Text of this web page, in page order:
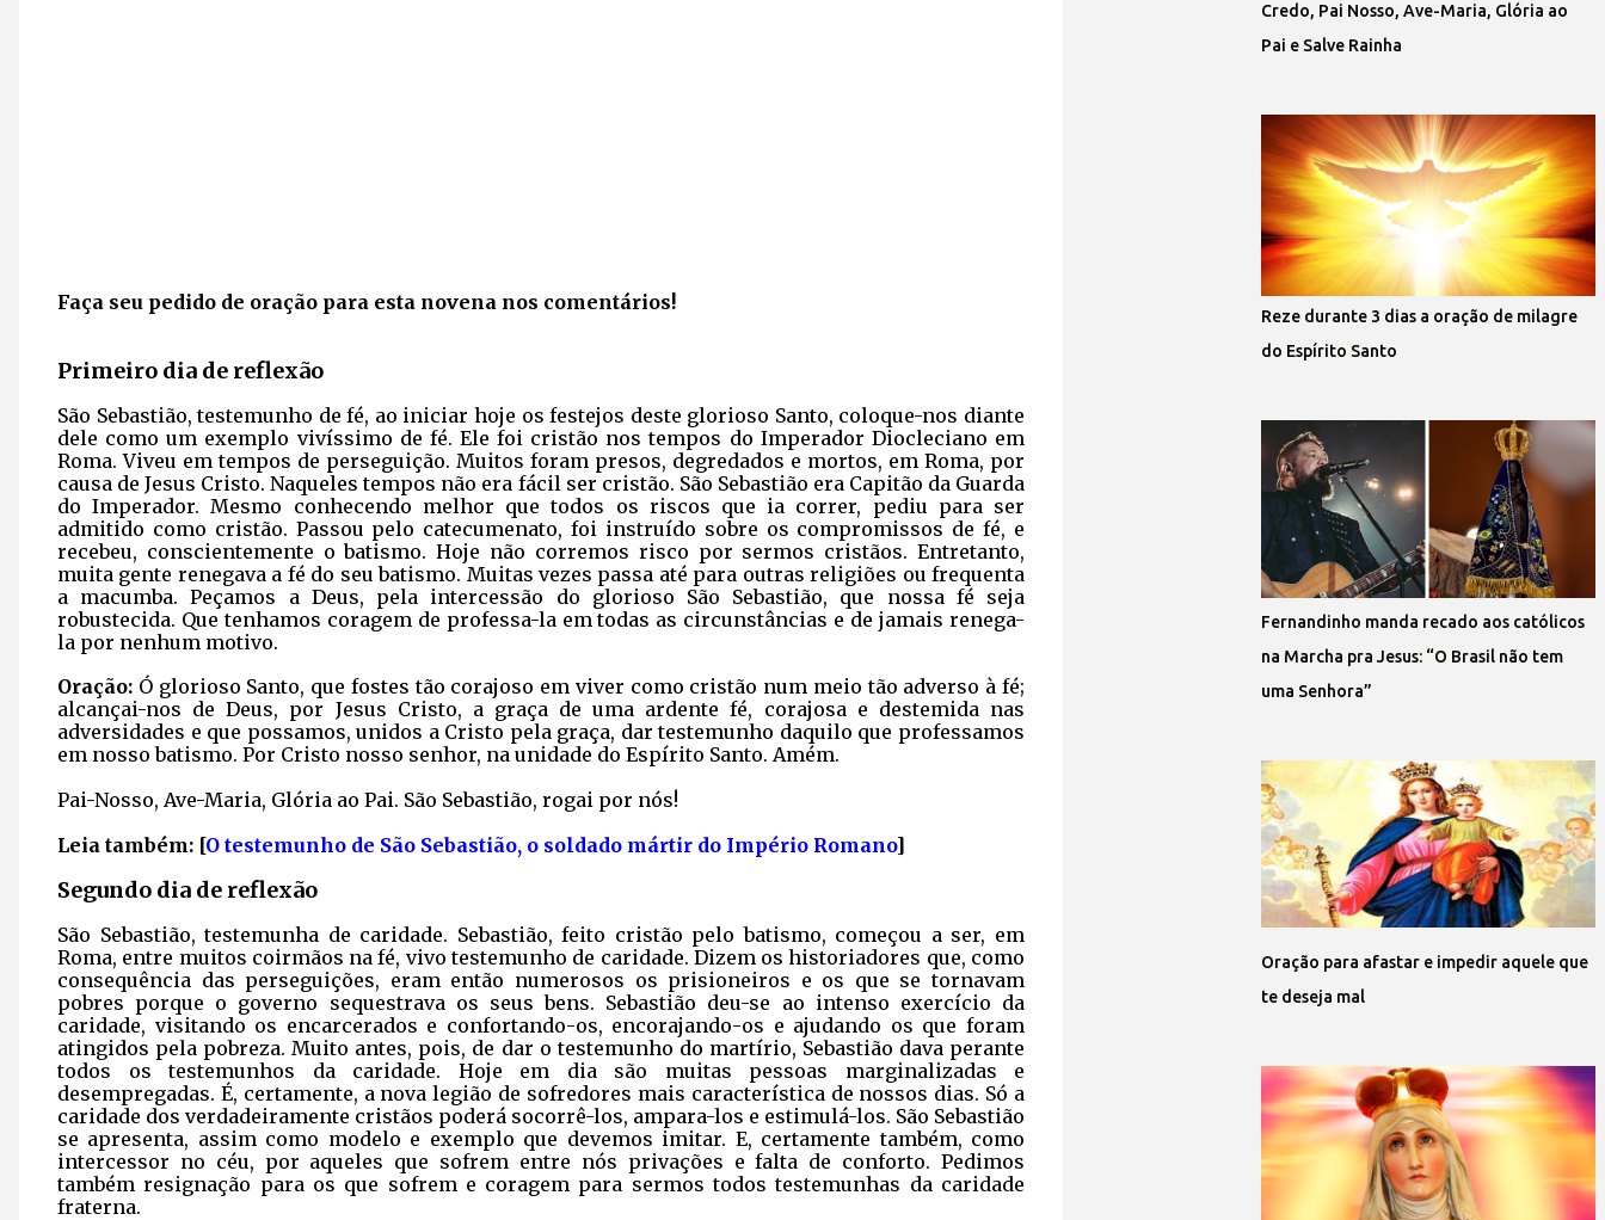
Faça seu pedido de oração para esta novena nos comentários!
Primeiro dia de reflexão
São Sebastião, testemunho de fé, ao iniciar hoje os festejos deste glorioso Santo, coloque-nos diante
dele como um exemplo vivíssimo de fé. Ele foi cristão nos tempos do Imperador Diocleciano em
Roma. Viveu em tempos de perseguição. Muitos foram presos, degredados e mortos, em Roma, por
causa de Jesus Cristo. Naqueles tempos não era fácil ser cristão. São Sebastião era Capitão da Guarda
do Imperador. Mesmo conhecendo melhor que todos os riscos que ia correr, pediu para ser
admitido como cristão. Passou pelo catecumenato, foi instruído sobre os compromissos de fé, e
recebeu, conscientemente o batismo. Hoje não corremos risco por sermos cristãos. Entretanto,
muita gente renegava a fé do seu batismo. Muitas vezes passa até para outras religiões ou frequenta
a macumba. Peçamos a Deus, pela intercessão do glorioso São Sebastião, que nossa fé seja
robustecida. Que tenhamos coragem de professa-la em todas as circunstâncias e de jamais renega-
la por nenhum motivo.
Oração: Ó glorioso Santo, que fostes tão corajoso em viver como cristão num meio tão adverso à fé;
alcançai-nos de Deus, por Jesus Cristo, a graça de uma ardente fé, corajosa e destemida nas
adversidades e que possamos, unidos a Cristo pela graça, dar testemunho daquilo que professamos
em nosso batismo. Por Cristo nosso senhor, na unidade do Espírito Santo. Amém.
Pai-Nosso, Ave-Maria, Glória ao Pai. São Sebastião, rogai por nós!
Leia também: [O testemunho de São Sebastião, o soldado mártir do Império Romano]
Segundo dia de reflexão
São Sebastião, testemunha de caridade. Sebastião, feito cristão pelo batismo, começou a ser, em
Roma, entre muitos coirmãos na fé, vivo testemunho de caridade. Dizem os historiadores que, como
consequência das perseguições, eram então numerosos os prisioneiros e os que se tornavam
pobres porque o governo sequestrava os seus bens. Sebastião deu-se ao intenso exercício da
caridade, visitando os encarcerados e confortando-os, encorajando-os e ajudando os que foram
atingidos pela pobreza. Muito antes, pois, de dar o testemunho do martírio, Sebastião dava perante
todos os testemunhos da caridade. Hoje em dia são muitas pessoas marginalizadas e
desempregadas. É, certamente, a nova legião de sofredores mais característica de nossos dias. Só a
caridade dos verdadeiramente cristãos poderá socorrê-los, ampara-los e estimulá-los. São Sebastião
se apresenta, assim como modelo e exemplo que devemos imitar. E, certamente também, como
intercessor no céu, por aqueles que sofrem entre nós privações e falta de conforto. Pedimos
também resignação para os que sofrem e coragem para sermos todos testemunhas da caridade
fraterna.
Credo, Pai Nosso, Ave-Maria, Glória ao
Pai e Salve Rainha
Reze durante 3 dias a oração de milagre
do Espírito Santo
Fernandinho manda recado aos católicos
na Marcha pra Jesus: “O Brasil não tem
uma Senhora”
Oração para afastar e impedir aquele que
te deseja mal